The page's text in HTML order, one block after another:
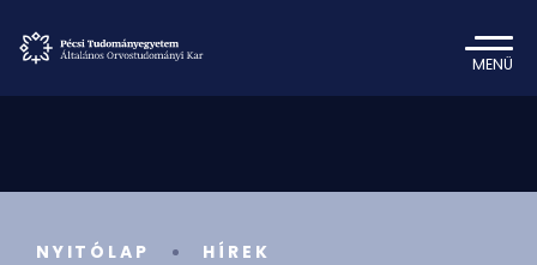
MENÜ
NYITÓLAP HÍREK